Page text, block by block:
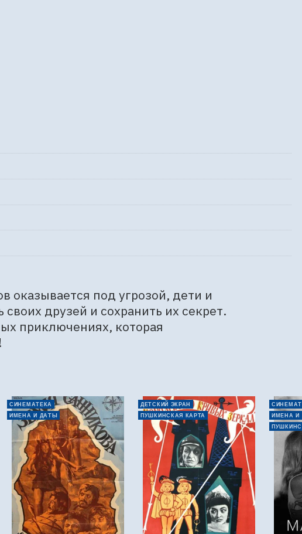
оказывается под угрозой, дети и
друзей и сохранить их секрет.
приключениях, которая
СИНЕМАТЕКА
ИМЕНА И ДАТЫ
ДЕТСКИЙ ЭКРАН
ПУШКИНСКАЯ КАРТА
ИМЕНА И